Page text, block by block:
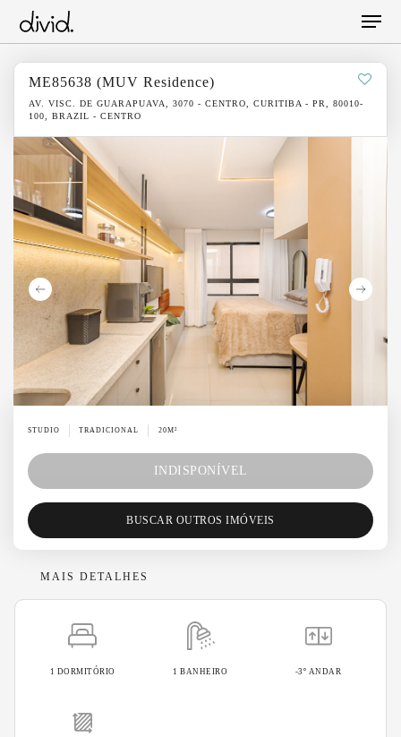
main
content
Menu
ME85638 (MUV Residence)
AV. VISC. DE GUARAPUAVA, 3070 - CENTRO, CURITIBA - PR, 80010-
100, BRAZIL - CENTRO
STUDIO TRADICIONAL 20M²
INDISPONÍVEL
BUSCAR OUTROS IMÓVEIS
MAIS DETALHES
1 DORMITÓRIO 1 BANHEIRO -3º ANDAR